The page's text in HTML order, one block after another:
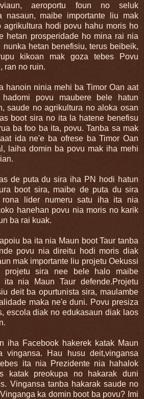
aeroportu foun no seluk
nasaun, maibe importante liu mak
agrikultura hodi povu hahu moris ho
hetan prosperidade ho mina rai nia
nunka hetan benefisiu, terus beibeik,
kikoan mak goza tebes Povu
ran no ruin.
hanoin ninia mehi ba Timor Oan aat
povu maubere bele hatun
saude no agrikultura no aloka osan
boot sira no ita la hatene benefisu
ba foo ba ita, povu. Tanba sa mak
ida ne'e ba ofrese ba Timor Oan
laiha domin ba povu mak iha mehi
de puta du sira iha PN hodi hatun
boot sira, maibe de puta du sira
lider numeru satu iha ita nia
hanehan povu nia moris no karik
ba rai kuak.
ba ita nia Maun boot Taur tanba
povu nia direitu hodi moris diak
mak importante liu projetu Oekussi
projetu sira nee bele halo maibe
nia Maun Taur defende.Projetu
deit ba opurtunista sira, maulambe
maka ne'e duni. Povu presiza
escola diak no edukasaun diak laos
iha Facebook hakerek katak Maun
vingansa. Hau husu deit,vingansa
ita nia Prezidente nia hahalok
katak preokupa no hakarak duni
Vingansa tanba hakarak saude no
ka domin boot ba povu? Imi